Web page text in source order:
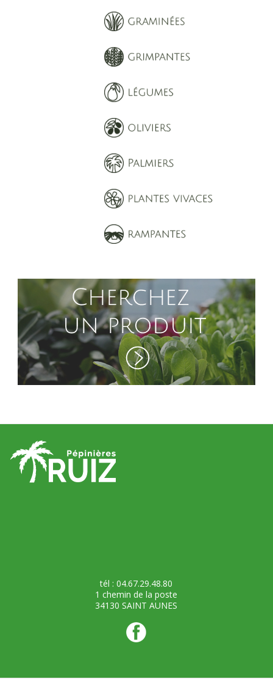
tél : 04.67.29.48.80
1 chemin de la poste
34130 SAINT AUNES